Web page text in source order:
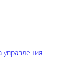
управления